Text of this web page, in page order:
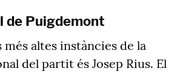
de Puigdemont
més altes instàncies de la
del partit és Josep Rius. El